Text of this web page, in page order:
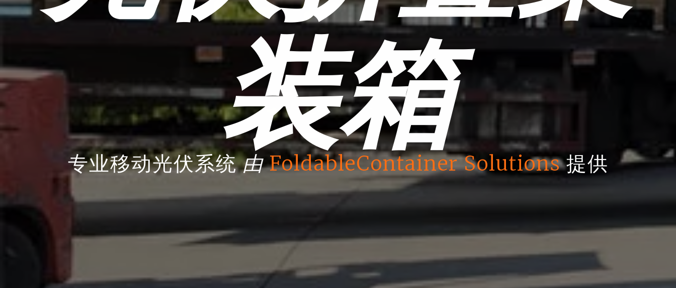
装箱
专业移动光伏系统由 FoldableContainer Solutions提供